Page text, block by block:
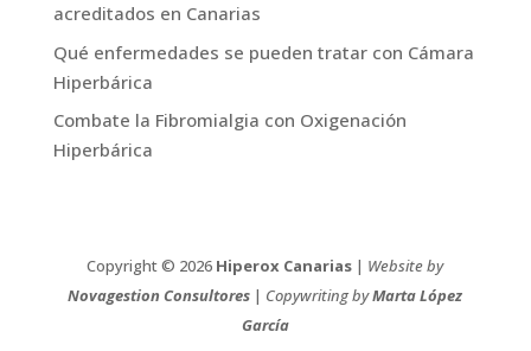
acreditados en Canarias
Qué enfermedades se pueden tratar con Cámara
Hiperbárica
Combate la Fibromialgia con Oxigenación
Hiperbárica
Copyright © 2026 Hiperox Canarias | Website by
Novagestion Consultores | Copywriting byMarta López
García